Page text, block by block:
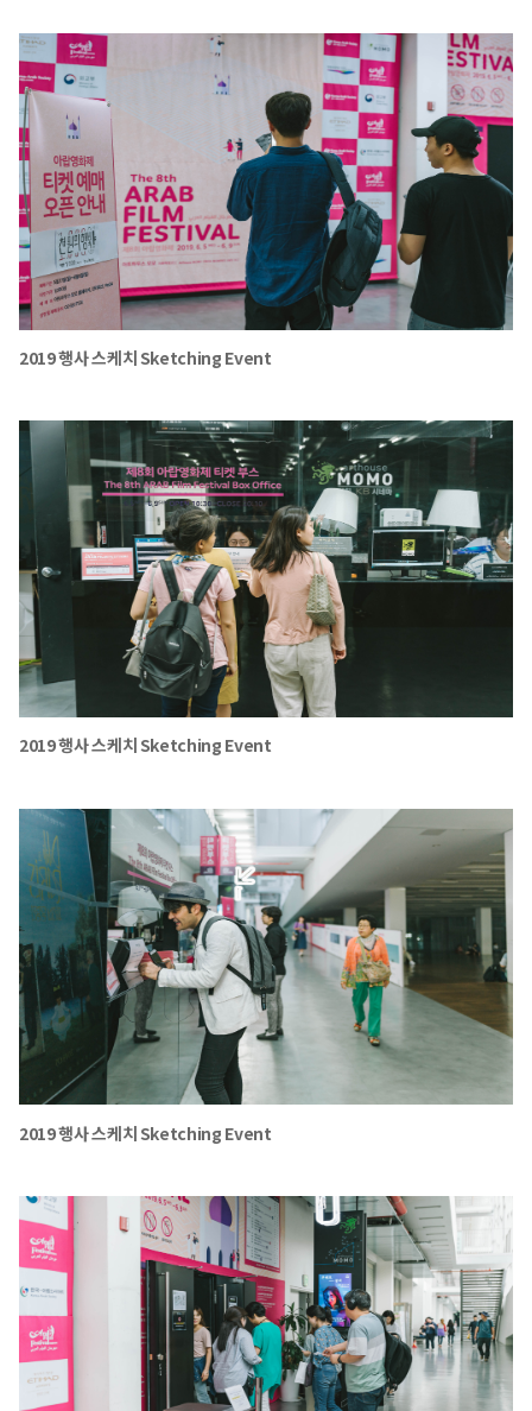
2019 행사 스케치 Sketching Event
2019 행사 스케치 Sketching Event
2019 행사 스케치 Sketching Event